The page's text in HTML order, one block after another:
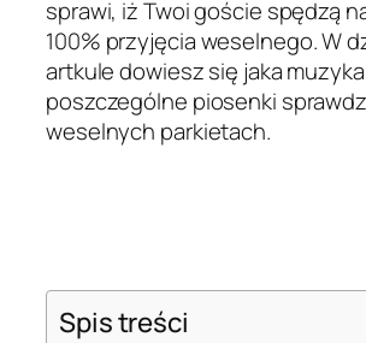
sprawi, iż Twoi goście spędzą
100% przyjęcia weselnego. W
artkule dowiesz się jaka
poszczególne piosenki
weselnych parkietach.
Spis treści